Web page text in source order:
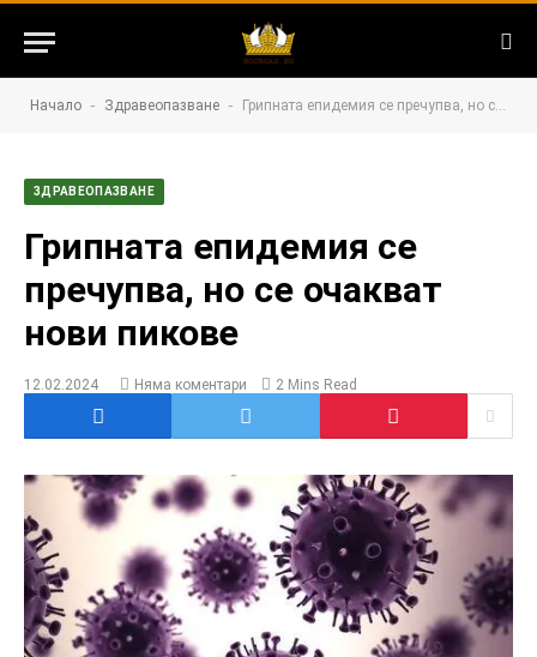
Начало - Здравеопазване - Грипната епидемия се пречупва, но се очакват нови пикове
ЗДРАВЕОПАЗВАНЕ
Грипната епидемия се
пречупва, но се очакват
нови пикове
12.02.2024 Няма коментари 2 Mins Read